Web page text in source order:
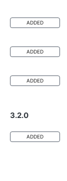
ADDED
ADDED
ADDED
3.2.0
ADDED